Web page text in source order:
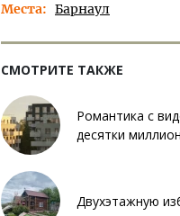
Места Барнаул
СМОТРИТЕ ТАКЖЕ
Романтика с
десятки
Двухэтажную